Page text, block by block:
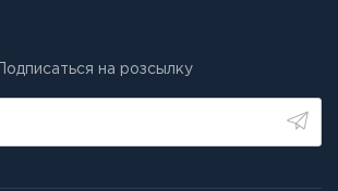
Подписаться на розсылку